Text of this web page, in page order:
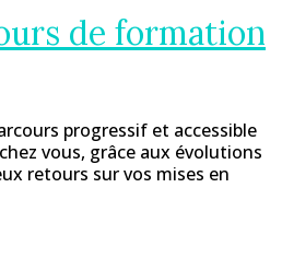
de formation
progressif et accessible
vous, grâce aux évolutions
retours sur vos mises en